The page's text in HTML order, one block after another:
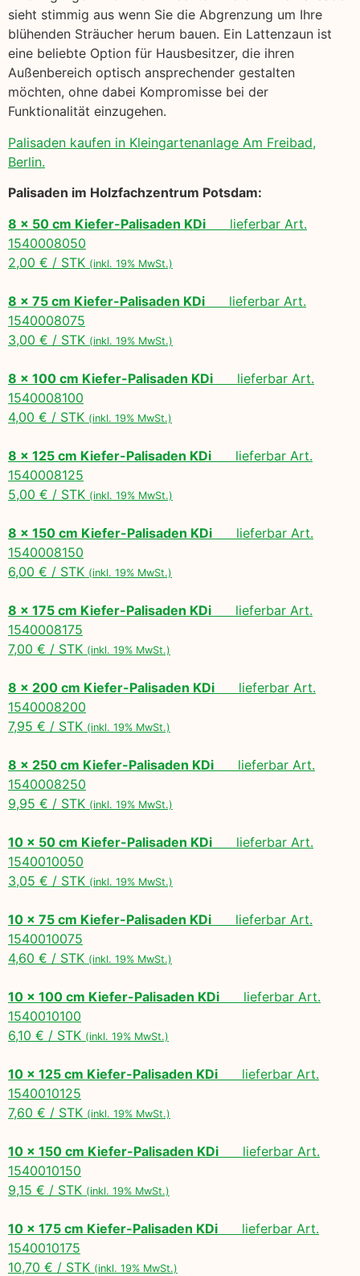
sieht stimmig aus wenn Sie die Abgrenzung um Ihre
blühenden Sträucher herum bauen. Ein Lattenzaun ist
eine beliebte Option für Hausbesitzer, die ihren
Außenbereich optisch ansprechender gestalten
möchten, ohne dabei Kompromisse bei der
Funktionalität einzugehen.
Palisaden kaufen in Kleingartenanlage Am Freibad,
Berlin.
Palisaden im Holzfachzentrum Potsdam:
8 x 50 cm Kiefer-Palisaden KDi lieferbar Art.
1540008050
2,00 € / STK (inkl. 19% MwSt.)
8 x 75 cm Kiefer-Palisaden KDi lieferbar Art.
1540008075
3,00 € / STK (inkl. 19% MwSt.)
8 x 100 cm Kiefer-Palisaden KDi lieferbar Art.
1540008100
4,00 € / STK (inkl. 19% MwSt.)
8 x 125 cm Kiefer-Palisaden KDi lieferbar Art.
1540008125
5,00 € / STK (inkl. 19% MwSt.)
8 x 150 cm Kiefer-Palisaden KDi lieferbar Art.
1540008150
6,00 € / STK (inkl. 19% MwSt.)
8 x 175 cm Kiefer-Palisaden KDi lieferbar Art.
1540008175
7,00 € / STK (inkl. 19% MwSt.)
8 x 200 cm Kiefer-Palisaden KDi lieferbar Art.
1540008200
7,95 € / STK (inkl. 19% MwSt.)
8 x 250 cm Kiefer-Palisaden KDi lieferbar Art.
1540008250
9,95 € / STK (inkl. 19% MwSt.)
10 x 50 cm Kiefer-Palisaden KDi lieferbar Art.
1540010050
3,05 € / STK (inkl. 19% MwSt.)
10 x 75 cm Kiefer-Palisaden KDi lieferbar Art.
1540010075
4,60 € / STK (inkl. 19% MwSt.)
10 x 100 cm Kiefer-Palisaden KDi lieferbar Art.
1540010100
6,10 € / STK (inkl. 19% MwSt.)
10 x 125 cm Kiefer-Palisaden KDi lieferbar Art.
1540010125
7,60 € / STK (inkl. 19% MwSt.)
10 x 150 cm Kiefer-Palisaden KDi lieferbar Art.
1540010150
9,15 € / STK (inkl. 19% MwSt.)
10 x 175 cm Kiefer-Palisaden KDi lieferbar Art.
1540010175
10,70 € / STK (inkl. 19% MwSt.)